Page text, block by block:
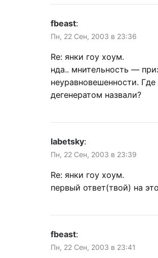
fbeast:
Пн, 22 Сен, 2003 в 23:36
Re: янки гоу хоум.
нда.. мнительность —
неуравновешенности. Где
дегенератом назвали?
labetsky:
Пн, 22 Сен, 2003 в 23:39
Re: янки гоу хоум.
первый ответ(твой) на
fbeast:
Пн, 22 Сен, 2003 в 23:41